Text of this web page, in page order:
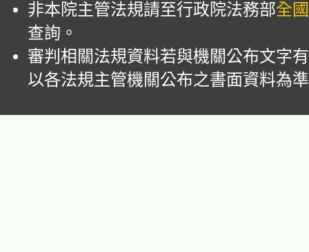
非本院主管法規請至行政院法務部全
查詢。
審判相關法規資料若與機關公布文字
以各法規主管機關公布之書面資料為